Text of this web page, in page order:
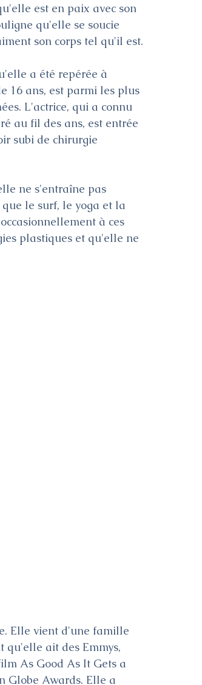
est en paix avec son
qu'elle se soucie
son corps tel qu'il est.
a été repérée à
16 ans, est parmi les plus
L'actrice, qui a connu
au fil des ans, est entrée
subi de chirurgie
ne s'entraîne pas
le surf, le yoga et la
à ces
plastiques et qu'elle ne
Elle vient d'une famille
qu'elle ait des Emmys,
As Good As It Gets a
Globe Awards. Elle a